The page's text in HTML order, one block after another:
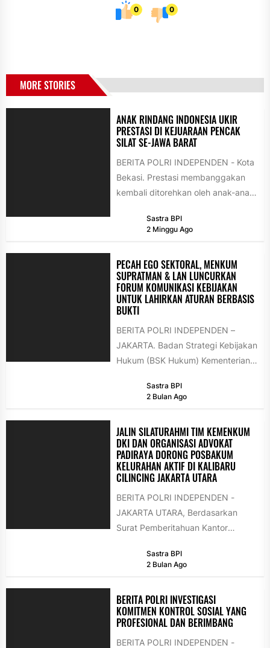
0 0
MORE STORIES
ANAK RINDANG INDONESIA UKIR
PRESTASI DI KEJUARAAN PENCAK
SILAT SE-JAWA BARAT
BERITA POLRI INDEPENDEN - Kota
Bekasi. Prestasi membanggakan
kembali ditorehkan oleh anak-anak
Dalam ajang PEMUDA PRESTASI...
Sastra BPI
2 Minggu Ago
PECAH EGO SEKTORAL, MENKUM
SUPRATMAN & LAN LUNCURKAN
FORUM KOMUNIKASI KEBIJAKAN
UNTUK LAHIRKAN ATURAN BERBASIS
BUKTI
BERITA POLRI INDEPENDEN –
JAKARTA. Badan Strategi Kebijakan
Hukum (BSK Hukum) Kementerian
Administrasi Negara (LAN) resmi
Sastra BPI
2 Bulan Ago
JALIN SILATURAHMI TIM KEMENKUM
DKI DAN ORGANISASI ADVOKAT
PADIRAYA DORONG POSBAKUM
KELURAHAN AKTIF DI KALIBARU
CILINCING JAKARTA UTARA
BERITA POLRI INDEPENDEN -
JAKARTA UTARA, Berdasarkan
Surat Pemberitahuan Kantor
Daerah Khusus Jakarta Nomor
Sastra BPI
2 Bulan Ago
BERITA POLRI INVESTIGASI
KOMITMEN KONTROL SOSIAL YANG
PROFESIONAL DAN BERIMBANG
BERITA POLRI INDEPENDEN -